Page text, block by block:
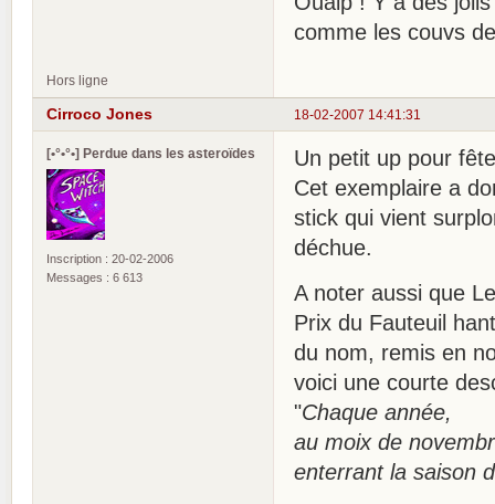
comme les couvs
Hors ligne
18-02-2007 14:41:31
Cirroco Jones
[•°•°•] Perdue dans les asteroïdes
Inscription : 20-02-2006
Messages : 6 613
Un petit up pour
Cet exemplaire a
stick qui vient
déchue.
A noter aussi que
Prix du Fauteuil
du nom, remis en
voici une courte
"Chaque année,
au moix de
enterrant la saison